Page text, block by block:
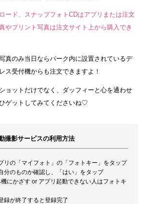
ード、スナップフォトCDはアプリまたは注文
やプリント写真は注文サイト上から購入でき
真のみ当日ならパーク内に設置されているデ
ス受付機からも注文できますよ！
ョットだけでなく、ダッフィーと心を通わせ
ゲットしてみてくださいね♡
撮影サービスの利用方法
の「マイフォト」の「フォトキー」をタップ
分のものか確認し、「はい」をタップ
にかざす or アプリ起動できない人はフォトキ
が終了すると登録完了